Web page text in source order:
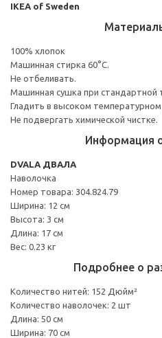
IKEA of Sweden
100% хлопок
Машинная стирка 60°С.
Не отбеливать.
Машинная сушка при стандартной
Гладить в высоком
Не подвергать химической чистке.
Информация
DVALA ДВАЛА
Наволочка
Номер товара: 304.824.79
Ширина: 12 см
Высота: 3 см
Длина: 17 см
Вес: 0.23 кг
Подробнее о
Количество нитей: 152 Дюйм²
Количество наволочек: 2 шт
Длина: 50 см
Ширина: 70 см